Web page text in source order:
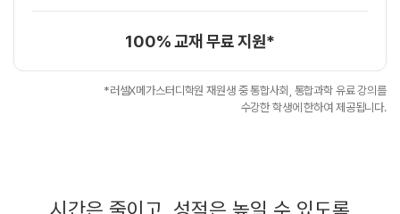
100% 교재 무료 지원*
*러셀X메가스터디학원 재원생 중 통합사회, 통합과학 유료 강의를
수강한 학생에 한하여 제공됩니다.